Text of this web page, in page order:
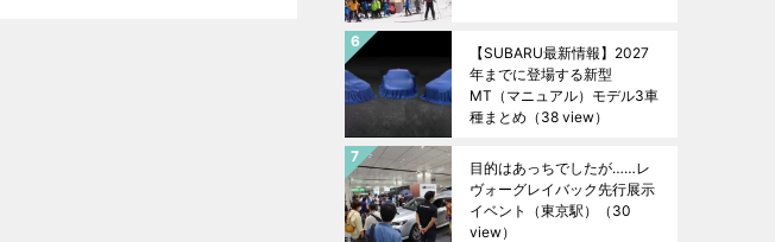
【SUBARU最新情報】2027
年までに登場する新型
MT（マニュアル）モデル3車
種まとめ （38 view）
目的はあっちでしたが……レ
ヴォーグレイバック先行展示
イベント（東京駅）
（30
view）